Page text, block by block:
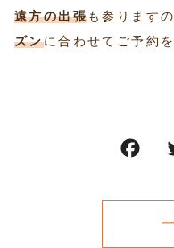
遠方の出張も参ります
ズンに合わせてご予約